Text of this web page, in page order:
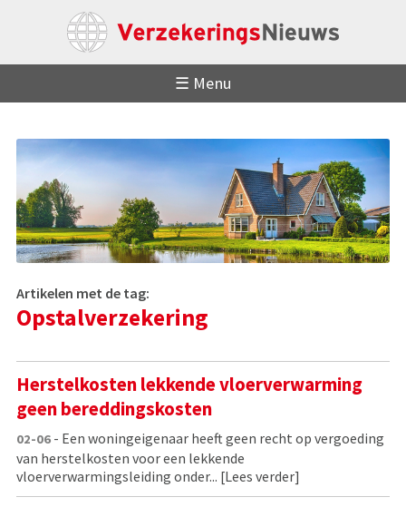
☰ Menu
Artikelen met de tag:
Opstalverzekering
Herstelkosten lekkende vloerverwarming
geen bereddingskosten
02-06- Een woningeigenaar heeft geen recht op vergoeding
van herstelkosten voor een lekkende
vloerverwarmingsleiding onder... [Lees verder]